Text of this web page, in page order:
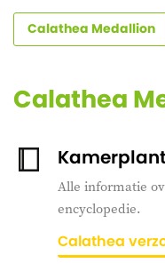
Calathea Medallion
Calathea
Alle informatie
encyclopedie.
Calathea